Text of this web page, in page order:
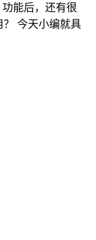
能后，还有很
今天小编就具